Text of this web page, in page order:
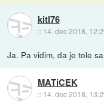
kitl76
:: 14. dec 2018,
Ja. Pa vidim, da je tole
MATiCEK
:: 14. dec 2018,